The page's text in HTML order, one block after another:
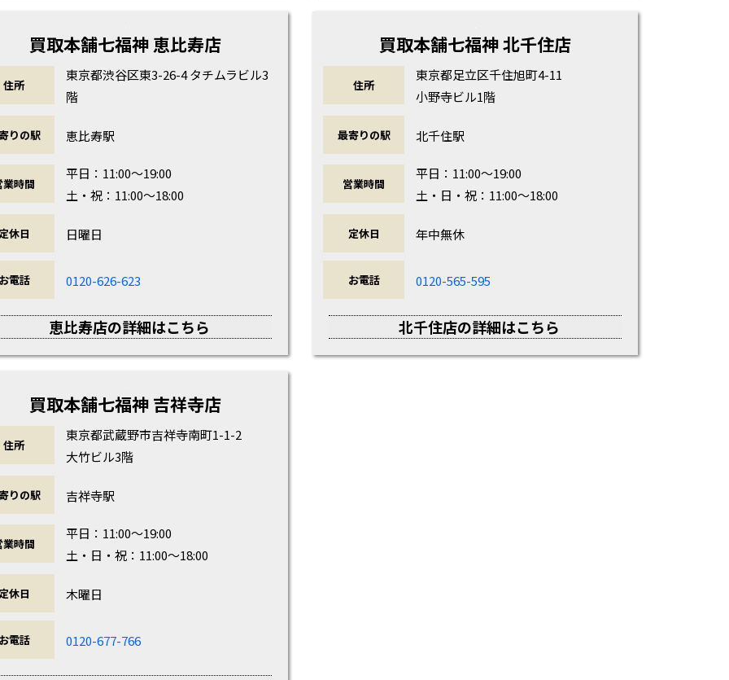
買取本舗七福神 恵比寿店
住所
東京都渋谷区東3-26-4 タチムラビル3
階
りの駅 恵比寿駅
業時間
平日：11:00～19:00
土・祝：11:00～18:00
休日 日曜日
電話 0120-626-623
恵比寿店の詳細はこちら
買取本舗七福神 北千住店
住所
東京都足立区千住旭町4-11
小野寺ビル1階
最寄りの駅 北千住駅
営業時間
平日：11:00～19:00
土・日・祝：11:00～18:00
定休日 年中無休
お電話 0120-565-595
北千住店の詳細はこちら
買取本舗七福神 吉祥寺店
住所
東京都武蔵野市吉祥寺南町1-1-2
大竹ビル3階
りの駅 吉祥寺駅
業時間
平日：11:00～19:00
土・日・祝：11:00～18:00
休日 木曜日
電話 0120-677-766